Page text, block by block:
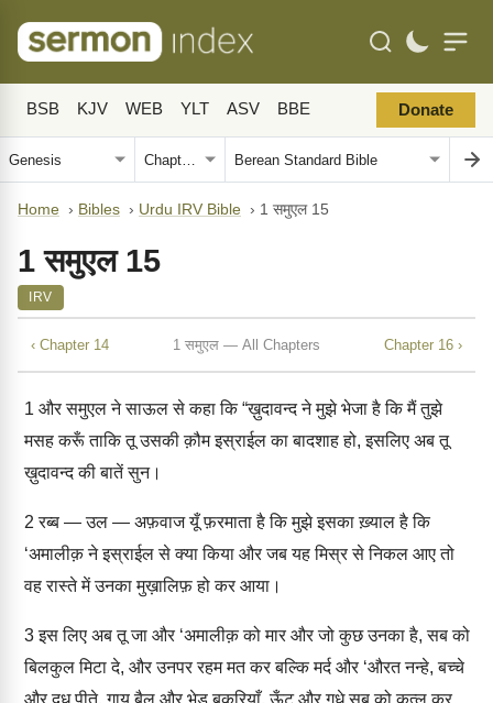
BSB KJV WEB YLT ASV BBE Donate
Home › Bibles › Urdu IRV Bible › 1 समुएल 15
1 समुएल 15
IRV
‹ Chapter 14 1 समुएल — All Chapters Chapter 16 ›
1 और समुएल ने साऊल से कहा कि “ख़ुदावन्द ने मुझे भेजा है कि मैं तुझे
मसह करूँ ताकि तू उसकी क़ौम इस्राईल का बादशाह हो, इसलिए अब तू
ख़ुदावन्द की बातें सुन।
2 रब्ब — उल — अफ़वाज यूँ फ़रमाता है कि मुझे इसका ख़्याल है कि
‘अमालीक़ ने इस्राईल से क्या किया और जब यह मिस्र से निकल आए तो
वह रास्ते में उनका मुख़ालिफ़ हो कर आया।
3इस लिए अब तू जा और ‘अमालीक़ को मार और जो कुछ उनका है, सब को
बिलकुल मिटा दे, और उनपर रहम मत कर बल्कि मर्द और ‘औरत नन्हे, बच्चे
और दूध पीते, गाय बैल और भेड़ बकरियाँ, ऊँट और गधे सब को क़त्ल कर